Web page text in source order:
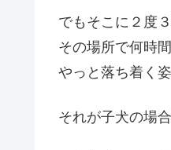
でもそこに２度
その場所で何時
やっと落ち着く
それが子犬の場